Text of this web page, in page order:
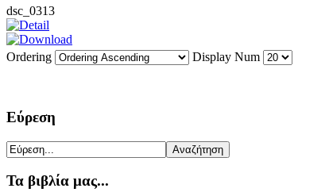
dsc_0313
Ordering Display Num
Εύρεση
Τα βιβλία μας...